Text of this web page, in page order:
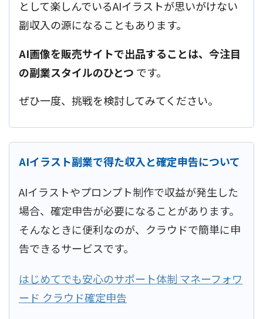
として楽しんでいるAIイラストが思いがけない
副収入の源になることもあります。
AI画像を販売サイトで出品することは、今注目
の副業スタイルのひとつ です。
ぜひ一度、挑戦を検討してみてください。
AIイラスト副業で得た収入と確定申告について
AIイラストやプロンプト制作で収益が発生した
場合、確定申告が必要になることがあります。
そんなときに便利なのが、クラウドで簡単に申
告できるサービスです。
はじめてでも安心のサポート体制 マネーフォワ
ード クラウド確定申告